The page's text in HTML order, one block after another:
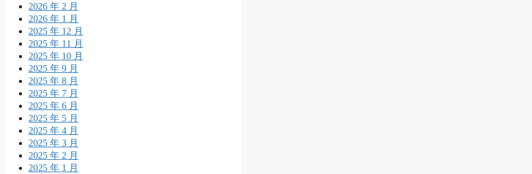
2026 年 2 月
2026 年 1 月
2025 年 12 月
2025 年 11 月
2025 年 10 月
2025 年 9 月
2025 年 8 月
2025 年 7 月
2025 年 6 月
2025 年 5 月
2025 年 4 月
2025 年 3 月
2025 年 2 月
2025 年 1 月